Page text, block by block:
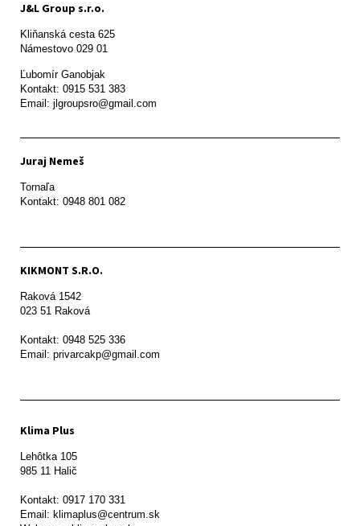
J&L Group s.r.o.
Kliňanská cesta 625
Námestovo 029 01
Ľubomír Ganobjak
Kontakt: 0915 531 383
Email: jlgroupsro@gmail.com
Juraj Nemeš
Tornaľa
Kontakt: 0948 801 082
KIKMONT S.R.O.
Raková 1542
023 51 Raková
Kontakt: 0948 525 336
Email: privarcakp@gmail.com
Klima Plus
Lehôtka 105
985 11 Halič
Kontakt: 0917 170 331
Email: klimaplus@centrum.sk